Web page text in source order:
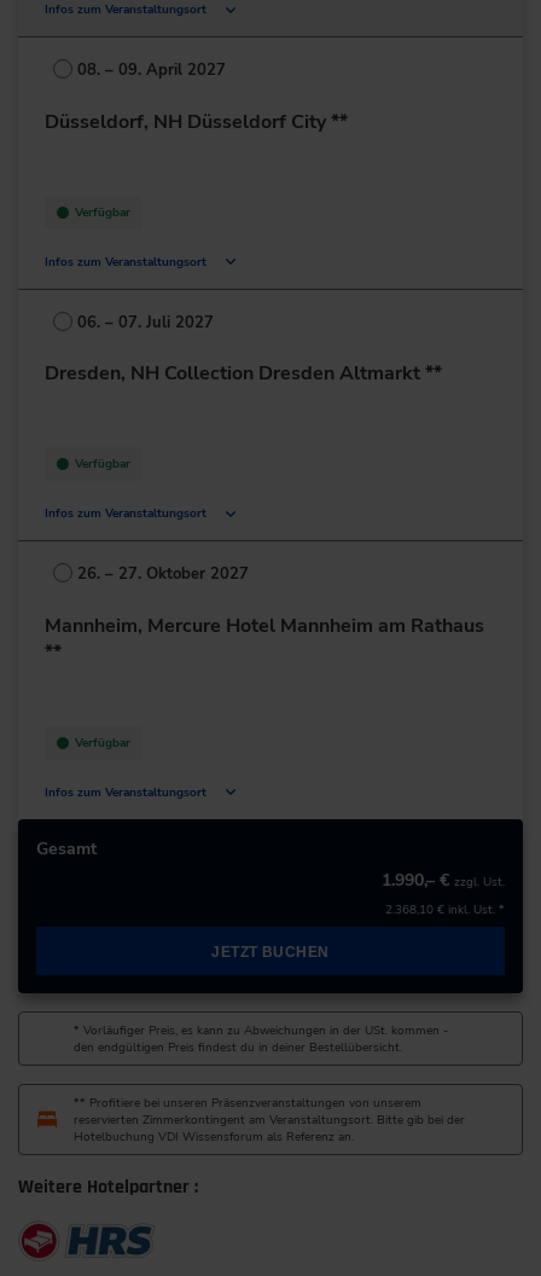
Infos zum Veranstaltungsort
F7 5-13
68159 Mannheim
08. – 09. April 2027
Düsseldorf, NH Düsseldorf City **
Verfügbar
Infos zum Veranstaltungsort
Kölner Str. 186 - 188
40227 Düsseldorf
06. – 07. Juli 2027
Dresden, NH Collection Dresden Altmarkt **
Verfügbar
Infos zum Veranstaltungsort
An der Kreuzkirche 2
01067 Dresden
26. – 27. Oktober 2027
Mannheim, Mercure Hotel Mannheim am Rathaus
**
Verfügbar
Infos zum Veranstaltungsort
F7 5-13
68159 Mannheim
+49 621/3369-90
Gesamt
1.990,– € zzgl. Ust.
2.368,10 € inkl. Ust. *
JETZT BUCHEN
* Vorläufiger Preis, es kann zu Abweichungen in der USt. kommen -
den endgültigen Preis findest du in deiner Bestellübersicht.
** Profitiere bei unseren Präsenzveranstaltungen von unserem
reservierten Zimmerkontingent am Veranstaltungsort. Bitte gib bei der
Hotelbuchung VDI Wissensforum als Referenz an.
Weitere Hotelpartner :